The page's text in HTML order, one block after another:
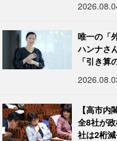
唯一の「
ハンナさ
「引き算
【高市内
全8社が
社は2桁